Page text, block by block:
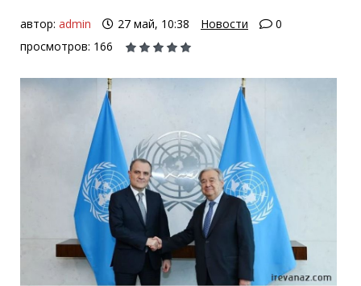
автор: admin 27 май, 10:38 Новости
0
просмотров: 166